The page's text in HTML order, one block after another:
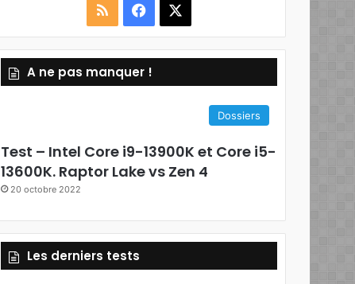
S
S
a
c
o
k
A ne pas manquer !
Dossiers
Test – Intel Core i9-13900K et Core i5-
13600K. Raptor Lake vs Zen 4
20 octobre 2022
Les derniers tests